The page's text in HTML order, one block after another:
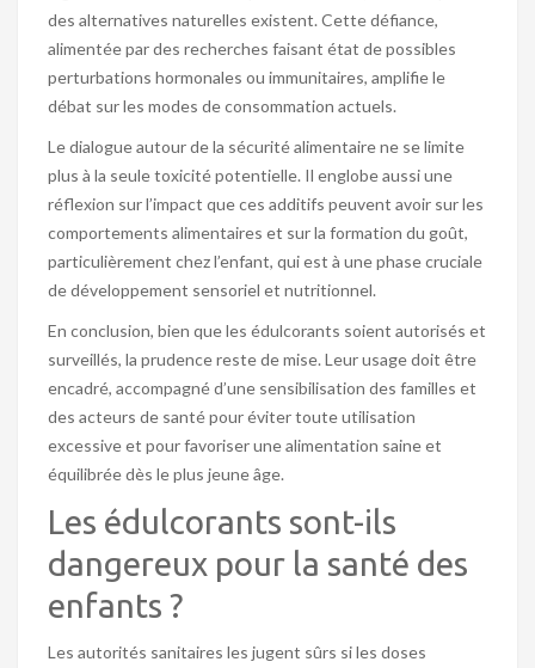
des alternatives naturelles existent. Cette défiance,
alimentée par des recherches faisant état de possibles
perturbations hormonales ou immunitaires, amplifie le
débat sur les modes de consommation actuels.
Le dialogue autour de la sécurité alimentaire ne se limite
plus à la seule toxicité potentielle. Il englobe aussi une
réflexion sur l’impact que ces additifs peuvent avoir sur les
comportements alimentaires et sur la formation du goût,
particulièrement chez l’enfant, qui est à une phase cruciale
de développement sensoriel et nutritionnel.
En conclusion, bien que les édulcorants soient autorisés et
surveillés, la prudence reste de mise. Leur usage doit être
encadré, accompagné d’une sensibilisation des familles et
des acteurs de santé pour éviter toute utilisation
excessive et pour favoriser une alimentation saine et
équilibrée dès le plus jeune âge.
Les édulcorants sont-ils
dangereux pour la santé des
enfants ?
Les autorités sanitaires les jugent sûrs si les doses